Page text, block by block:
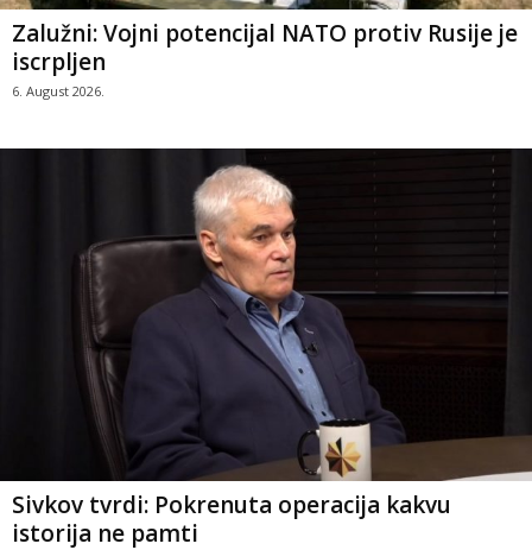
Zalužni: Vojni potencijal NATO protiv Rusije je
iscrpljen
6. August 2026.
Sivkov tvrdi: Pokrenuta operacija kakvu
istorija ne pamti